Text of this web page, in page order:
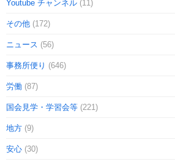
Youtube チャンネル (11)
その他 (172)
ニュース (56)
事務所便り (646)
労働 (87)
国会見学・学習会等 (221)
地方 (9)
安心 (30)